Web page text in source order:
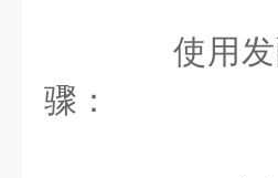
使用发
骤：